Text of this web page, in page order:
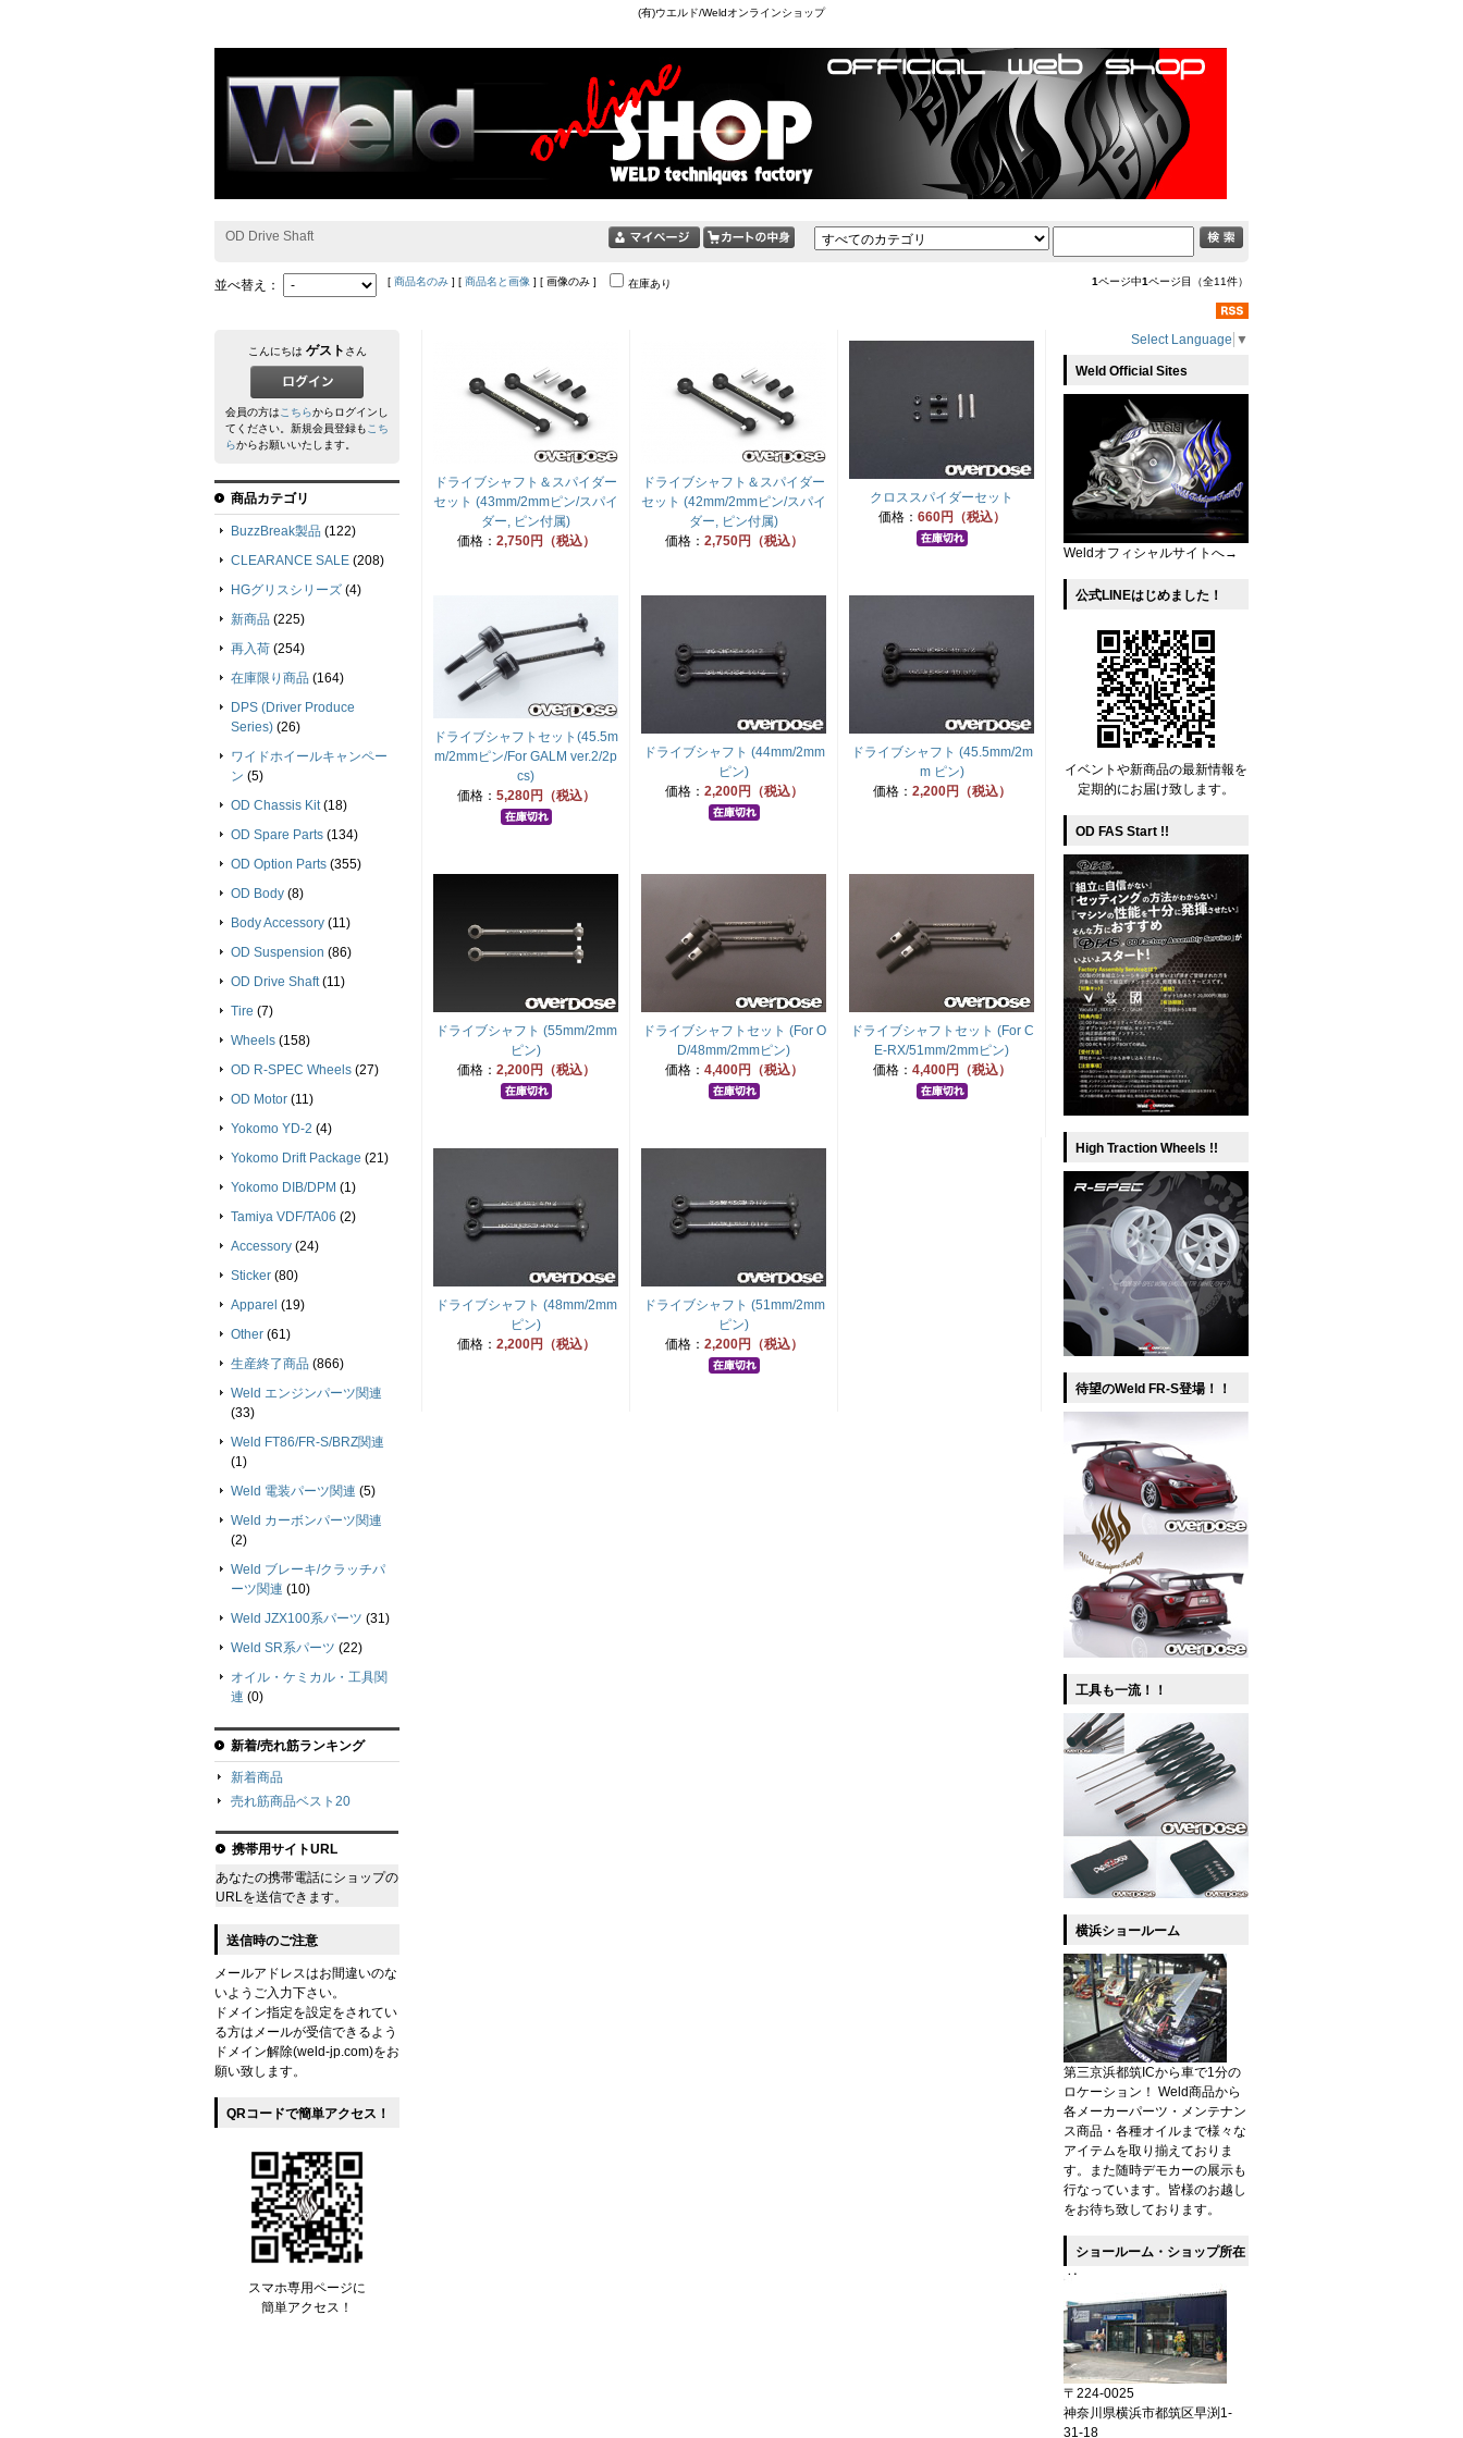
(有)ウエルド/Weldオンラインショップ
OD Drive Shaft
並べ替え： [ 商品名のみ ] [ 商品名と画像 ] [ 画像のみ ] 在庫あり 1ページ中1ページ目（全11件）
ドライブシャフト＆スパイダー
セット (43mm/2mmピン/スパイ
ダー, ピン付属)
価格： 2,750円（税込）
ドライブシャフト＆スパイダー
セット (42mm/2mmピン/スパイ
ダー, ピン付属)
価格： 2,750円（税込）
クロススパイダーセット
価格： 660円（税込）
ドライブシャフトセット(45.5m
m/2mmピン/For GALM ver.2/2p
cs)
価格： 5,280円（税込）
ドライブシャフト (44mm/2mm
ピン)
価格： 2,200円（税込）
ドライブシャフト (45.5mm/2m
m ピン)
価格： 2,200円（税込）
ドライブシャフト (55mm/2mm
ピン)
価格： 2,200円（税込）
ドライブシャフトセット (For O
D/48mm/2mmピン)
価格： 4,400円（税込）
ドライブシャフトセット (For C
E-RX/51mm/2mmピン)
価格： 4,400円（税込）
ドライブシャフト (48mm/2mm
ピン)
価格： 2,200円（税込）
ドライブシャフト (51mm/2mm
ピン)
価格： 2,200円（税込）
こんにちは ゲスト さん
会員の方はこちらからログインし
てください。新規会員登録もこち
らからお願いいたします。
商品カテゴリ
BuzzBreak製品 (122)
CLEARANCE SALE (208)
HGグリスシリーズ (4)
新商品 (225)
再入荷 (254)
在庫限り商品 (164)
DPS (Driver Produce
Series) (26)
ワイドホイールキャンペー
ン (5)
OD Chassis Kit (18)
OD Spare Parts (134)
OD Option Parts (355)
OD Body (8)
Body Accessory (11)
OD Suspension (86)
OD Drive Shaft (11)
Tire (7)
Wheels (158)
OD R-SPEC Wheels (27)
OD Motor (11)
Yokomo YD-2 (4)
Yokomo Drift Package (21)
Yokomo DIB/DPM (1)
Tamiya VDF/TA06 (2)
Accessory (24)
Sticker (80)
Apparel (19)
Other (61)
生産終了商品 (866)
Weld エンジンパーツ関連
(33)
Weld FT86/FR-S/BRZ関連
(1)
Weld 電装パーツ関連 (5)
Weld カーボンパーツ関連
(2)
Weld ブレーキ/クラッチパ
ーツ関連 (10)
Weld JZX100系パーツ (31)
Weld SR系パーツ (22)
オイル・ケミカル・工具関
連 (0)
新着/売れ筋ランキング
新着商品
売れ筋商品ベスト20
携帯用サイトURL
あなたの携帯電話にショップの
URLを送信できます。
送信時のご注意
メールアドレスはお間違いのな
いようご入力下さい。
ドメイン指定を設定をされてい
る方はメールが受信できるよう
ドメイン解除(weld-jp.com)をお
願い致します。
QRコードで簡単アクセス！
スマホ専用ページに
簡単アクセス！
Select Language ▼
Weld Official Sites
Weldオフィシャルサイトへ→
公式LINEはじめました！
イベントや新商品の最新情報を
定期的にお届け致します。
OD FAS Start !!
High Traction Wheels !!
待望のWeld FR-S登場！！
工具も一流！！
横浜ショールーム
第三京浜都筑ICから車で1分の
ロケーション！ Weld商品から
各メーカーパーツ・メンテナン
ス商品・各種オイルまで様々な
アイテムを取り揃えておりま
す。また随時デモカーの展示も
行なっています。皆様のお越し
をお待ち致しております。
ショールーム・ショップ所在
〒224-0025
神奈川県横浜市都筑区早渕1-
31-18